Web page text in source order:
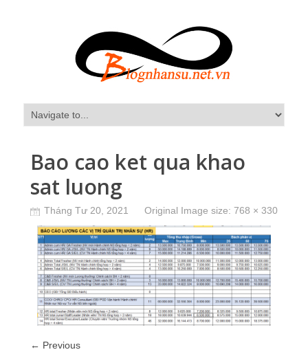
Bao cao ket qua khao
sat luong
Tháng Tư 20, 2021 Original Image size: 768 × 330
← Previous